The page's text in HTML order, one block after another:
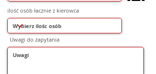
ilość osób łacznie z kierowca
Uwagi do zapytania